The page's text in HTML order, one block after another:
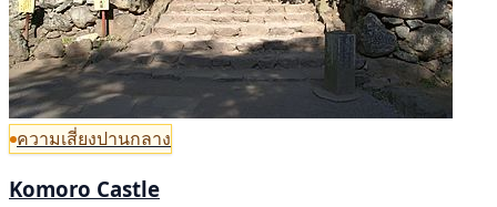
ความเสี่ยงปานกลาง
Komoro Castle